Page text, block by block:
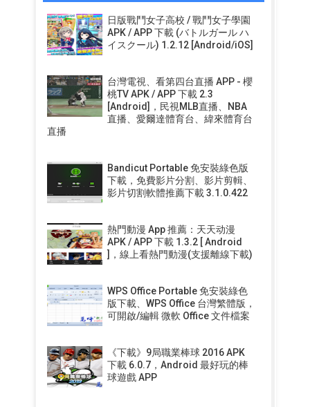
日版戰鬥女子高校 / 戰鬥女子學園
APK / APP 下載 (バトルガール ハ
イスクール) 1.2.12 [Android/iOS]
台灣電視、看第四台直播 APP - 櫻
桃TV APK / APP 下載 2.3
[Android]，民視MLB直播、NBA
直播、愛爾達體育台、緯來體育台
直播
Bandicut Portable 免安裝綠色版
下載，免費影片分割、影片剪輯、
影片切割軟體推薦下載 3.1.0.422
熱門動漫 App 推薦：天天动漫
APK / APP 下載 1.3.2 [ Android
]，線上看熱門動漫(支援離線下載)
WPS Office Portable 免安裝綠色
版下載、WPS Office 台灣繁體版，
可開啟/編輯 微軟 Office 文件檔案
《下載》9局職業棒球 2016 APK
下載 6.0.7，Android 最好玩的棒
球遊戲 APP